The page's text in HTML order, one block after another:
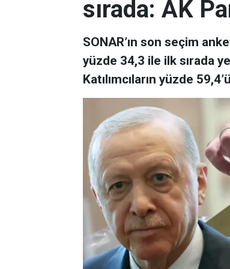
sırada: AK
SONAR’ın son seçim
yüzde 34,3 ile ilk sırada
Katılımcıların yüzde